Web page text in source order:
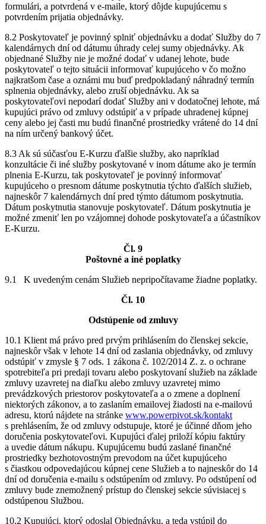
formulári, a potvrdená v e-maile, ktorý dôjde kupujúcemu s
potvrdením prijatia objednávky.
8.2 Poskytovateľ je povinný splniť objednávku a dodať Služby do 7
kalendárnych dní od dátumu úhrady celej sumy objednávky. Ak
objednané Služby nie je možné dodať v udanej lehote, bude
poskytovateľ o tejto situácii informovať kupujúceho v čo možno
najkratšom čase a oznámi mu buď predpokladaný náhradný termín
splnenia objednávky, alebo zruší objednávku. Ak sa
poskytovateľovi nepodarí dodať Služby ani v dodatočnej lehote, má
kupujúci právo od zmluvy odstúpiť a v prípade uhradenej kúpnej
ceny alebo jej časti mu budú finančné prostriedky vrátené do 14 dní
na ním určený bankový účet.
8.3 Ak sú súčasťou E-Kurzu ďalšie služby, ako napríklad
konzultácie či iné služby poskytované v inom dátume ako je termín
plnenia E-Kurzu, tak poskytovateľ je povinný informovať
kupujúceho o presnom dátume poskytnutia týchto ďalších služieb,
najneskôr 7 kalendárnych dní pred týmto dátumom poskytnutia.
Dátum poskytnutia stanovuje poskytovateľ. Dátum poskytnutia je
možné zmeniť len po vzájomnej dohode poskytovateľa a účastníkov
E-Kurzu.
Čl. 9
Poštovné a iné poplatky
9.1 K uvedeným cenám Služieb nepripočítavame žiadne poplatky.
Čl. 10
Odstúpenie od zmluvy
10.1 Klient má právo pred prvým prihlásením do členskej sekcie,
najneskôr však v lehote 14 dní od zaslania objednávky, od zmluvy
odstúpiť v zmysle § 7 ods. 1 zákona č. 102/2014 Z. z. o ochrane
spotrebiteľa pri predaji tovaru alebo poskytovaní služieb na základe
zmluvy uzavretej na diaľku alebo zmluvy uzavretej mimo
prevádzkových priestorov poskytovateľa a o zmene a doplnení
niektorých zákonov, a to zaslaním emailovej žiadosti na e-mailovú
adresu, ktorú nájdete na stránke www.powerpivot.sk/kontakt
s prehlásením, že od zmluvy odstupuje, ktoré je účinné dňom jeho
doručenia poskytovateľovi. Kupujúci ďalej priloží kópiu faktúry
a uvedie dátum nákupu. Kupujúcemu budú zaslané finančné
prostriedky bezhotovostným prevodom na účet kupujúceho
s čiastkou odpovedajúcou kúpnej cene Služieb a to najneskôr do 14
dní od doručenia e-mailu s odstúpením od zmluvy. Po odstúpení od
zmluvy bude znemožnený prístup do členskej sekcie súvisiacej s
odstúpenou Službou.
10.2 Kupujúci, ktorý odoslal Objednávku, a teda vstúpil do